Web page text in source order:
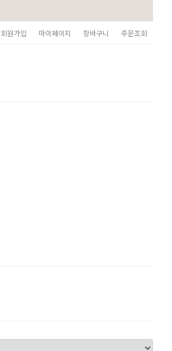
회원가입 마이페이지 장바구니 주문조회